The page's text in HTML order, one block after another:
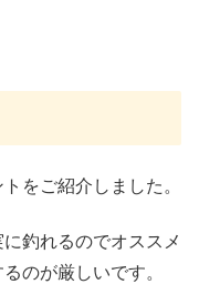
をご紹介しました。
釣れるのでオススメ
のが厳しいです。